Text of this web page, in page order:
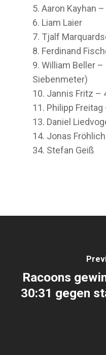
5.⁠ ⁠Aaron Kayhan
6.⁠ ⁠Liam Laier
7.⁠ ⁠Tjalf
8.⁠ ⁠Ferdinand
9.⁠ ⁠William Beller
Siebenmeter)
10.⁠ ⁠Jannis Fritz –
11.⁠ ⁠Philipp Freitag
13.⁠ ⁠Daniel
14.⁠ ⁠Jonas Fröhlich
34.⁠ Stefan Geiß
Racoons
30:31 gegen